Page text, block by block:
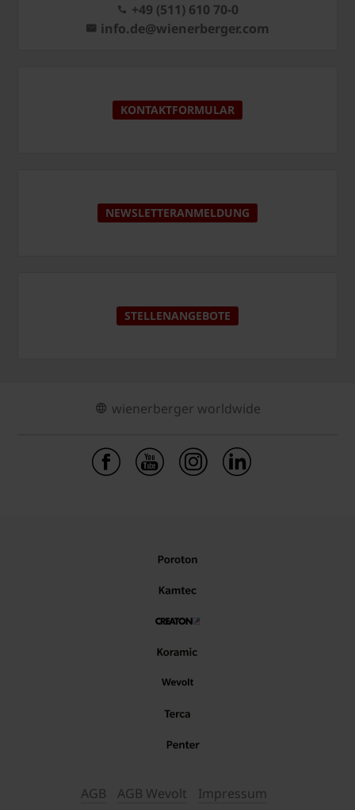
+49 (511) 610 70-0
info.de@wienerberger.com
KONTAKTFORMULAR
NEWSLETTERANMELDUNG
STELLENANGEBOTE
wienerberger worldwide
AGB AGB Wevolt Impressum